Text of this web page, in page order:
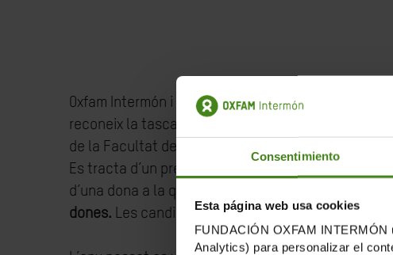
Consentimiento
Esta página web usa cookies
FUNDACIÓN OXFAM
Analytics) para personalizar el
Oxfam Intermón i el diari 20minutos, en
reconeix la tasca de dones que construeixen un
de la Facultat de Comunicació i Arts de la
Es tracta d’un premi de convocatòria oberta, en
d’una dona a la qual consideri avançadora
pel
dones. Les candidatures s’han de presentar fins al